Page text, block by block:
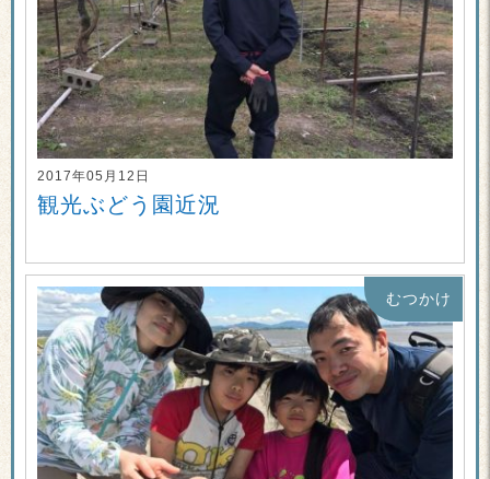
2017年05月12日
観光ぶどう園近況
むつかけ